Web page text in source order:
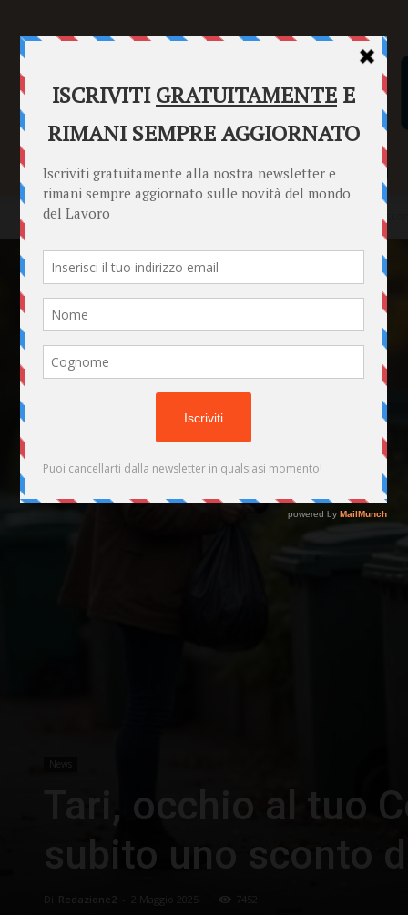
SENTENZE FORMULARI PUNTO INFORMAZIONI
Home News Tari, occhio al tuo Comune: ti spetta subito uno
News
Tari, occhio al tuo
subito uno sconto
Di Redazione2 2 Maggio 2025 7452